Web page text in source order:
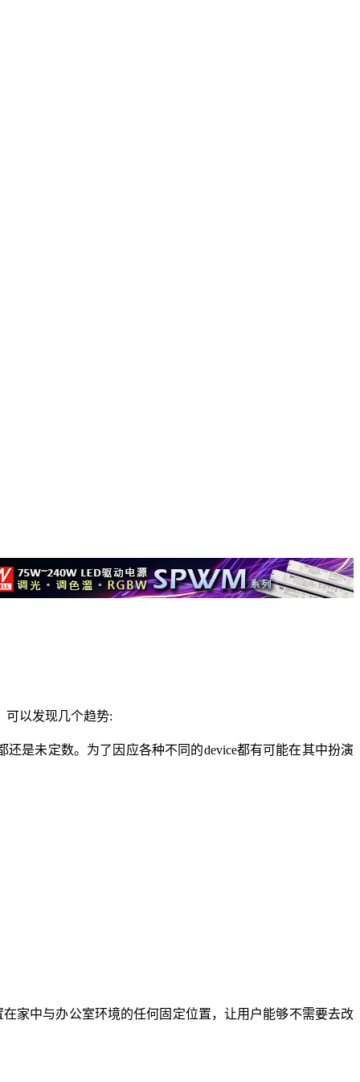
可以发现几个趋势:
是未定数。为了因应各种不同的device都有可能在其中扮演
家中与办公室环境的任何固定位置，让用户能够不需要去改